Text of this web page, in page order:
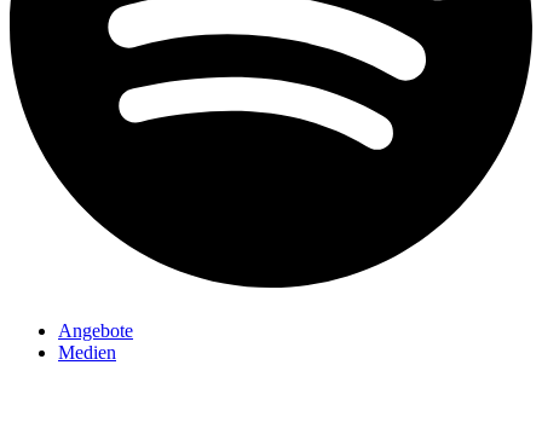
Angebote
Medien